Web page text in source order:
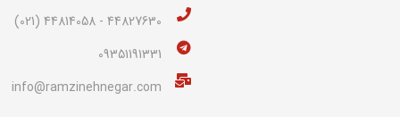
44827630 - 44814058 (021)
09351191331
info@ramzinehnegar.com